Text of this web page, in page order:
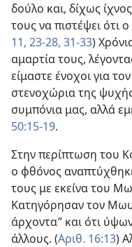
δούλο και, δίχως
τους να πιστέψει ότι
11, 23-28, 31-33)
αμαρτία τους,
είμαστε ένοχοι για
στενοχώρια της
συμπόνια μας, αλλά
50:15-19.
Στην περίπτωση του
ο φθόνος
τους με εκείνα του
Κατηγόρησαν τον
άρχοντα” και ότι
άλλους. (Αριθ. 16:13)